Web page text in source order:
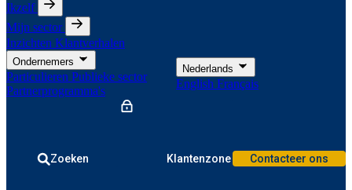
Ikzelf
Mijn sector
Inzichten Klantverhalen
Ondernemers
Particulieren Publieke sector
Partnerprogramma's
Nederlands
English Français
Zoeken Klantenzone Contacteer ons